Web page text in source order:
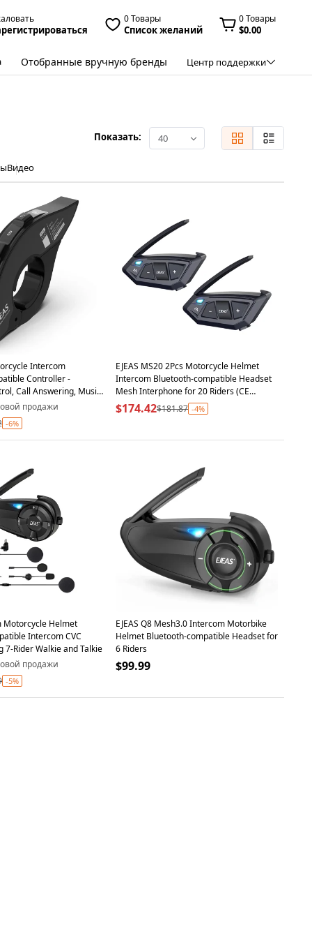
0 Товары
Список желаний
0 Товары
$0.00
Отобранные вручную бренды Центр поддержки
Показать: 40
Видео
Intercom
Controller -
Call Answering, Music
продажи
-6%
EJEAS MS20 2Pcs Motorcycle Helmet
Intercom Bluetooth-compatible Headset
Mesh Interphone for 20 Riders (CE
Certified)
$174.42$181.87 -4%
Motorcycle Helmet
Intercom CVC
7-Rider Walkie and Talkie
продажи
-5%
EJEAS Q8 Mesh3.0 Intercom Motorbike
Helmet Bluetooth-compatible Headset for
6 Riders
$99.99